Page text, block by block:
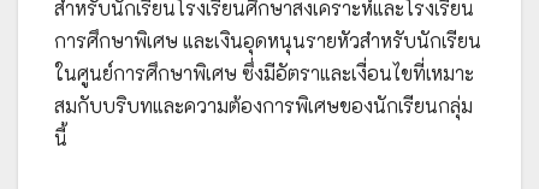
สำหรับนักเรียนโรงเรียนศึกษาสงเคราะห์และโรงเรียน
การศึกษาพิเศษ และเงินอุดหนุนรายหัวสำหรับนักเรียน
ในศูนย์การศึกษาพิเศษ ซึ่งมีอัตราและเงื่อนไขที่เหมาะ
สมกับบริบทและความต้องการพิเศษของนักเรียนกลุ่ม
นี้